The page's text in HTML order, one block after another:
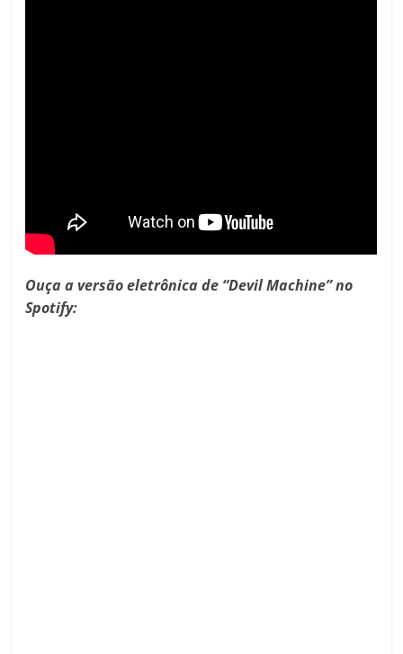
Ouça a versão eletrônica de “Devil Machine” no
Spotify: